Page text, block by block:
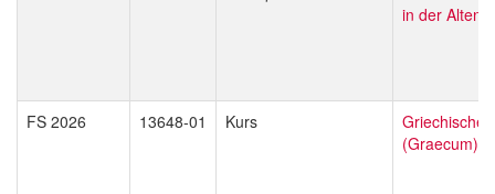
in der Alten
FS 2026 13648-01 Kurs
(Graecum) II